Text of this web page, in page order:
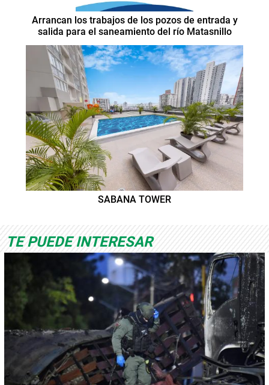
Arrancan los trabajos de los pozos de entrada y
salida para el saneamiento del río Matasnillo
SABANA TOWER
TE PUEDE INTERESAR